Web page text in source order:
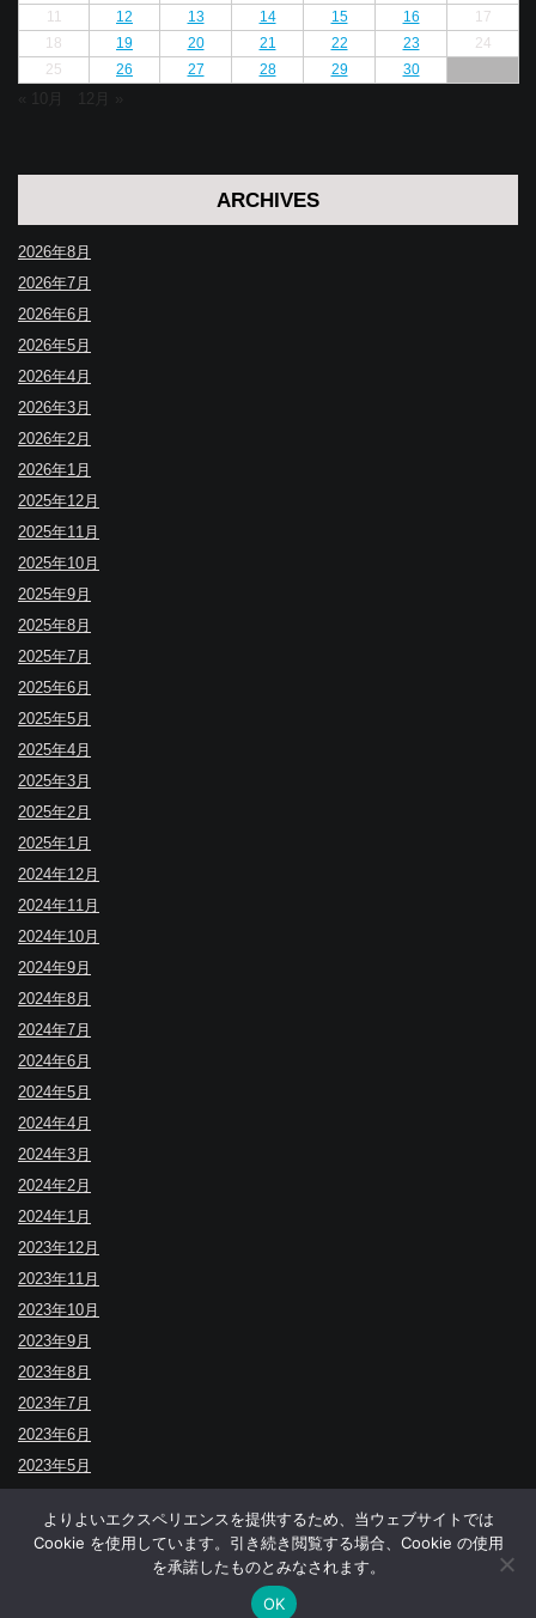
11
12 13 14 15 16
17
18
19 20 21 22 23
24
25
26 27 28 29 30
« 10月 12月 »
ARCHIVES
2026年8月
2026年7月
2026年6月
2026年5月
2026年4月
2026年3月
2026年2月
2026年1月
2025年12月
2025年11月
2025年10月
2025年9月
2025年8月
2025年7月
2025年6月
2025年5月
2025年4月
2025年3月
2025年2月
2025年1月
2024年12月
2024年11月
2024年10月
2024年9月
2024年8月
2024年7月
2024年6月
2024年5月
2024年4月
2024年3月
2024年2月
2024年1月
2023年12月
2023年11月
2023年10月
2023年9月
2023年8月
2023年7月
2023年6月
2023年5月
© BUDOYA.
よりよいエクスペリエンスを提供するため、当ウェブサイトでは
Cookie を使用しています。引き続き閲覧する場合、Cookie の使用
を承諾したものとみなされます。
OK